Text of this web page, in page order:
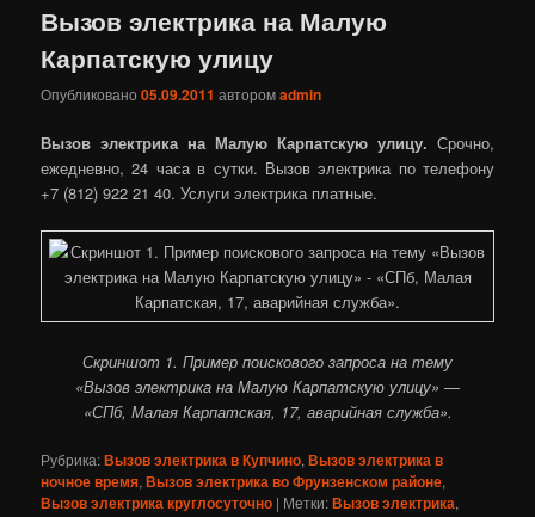
Вызов электрика на Малую
Карпатскую улицу
Опубликовано05.09.2011 авторомadmin
Вызов электрика на Малую Карпатскую улицу. Срочно,
ежедневно, 24 часа в сутки. Вызов электрика по телефону
+7 (812) 922 21 40. Услуги электрика платные.
Скриншот 1. Пример поискового запроса на тему
«Вызов электрика на Малую Карпатскую улицу» —
«СПб, Малая Карпатская, 17, аварийная служба».
Рубрика:Вызов электрика в Купчино,Вызов электрика в
ночное время,Вызов электрика во Фрунзенском районе,
Вызов электрика круглосуточно | Метки:Вызов электрика,